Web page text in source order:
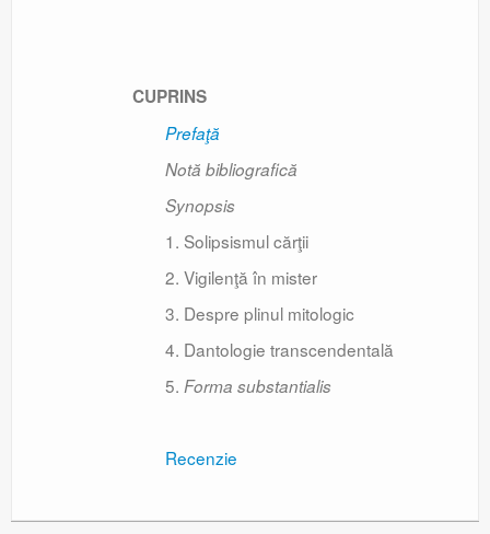
CUPRINS
Prefaţă
Notă bibliografică
Synopsis
1. Solipsismul cărţii
2. Vigilenţă în mister
3. Despre plinul mitologic
4. Dantologie transcendentală
5. Forma substantialis
Recenzie